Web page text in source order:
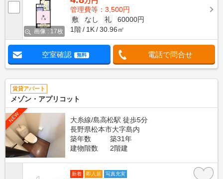
画像 : 17枚
管理費等：3,500円
敷
なし 礼
60000円
1階
1K 30.96㎡
空室確認 無料 電話で問合せ
賃貸アパート
メゾン・アプリコット
NEW
大糸線/島高松駅 徒歩5分
長野県松本市大字島内
築年数
築31年
建物階数
2階建
新着 即入居 写真充実